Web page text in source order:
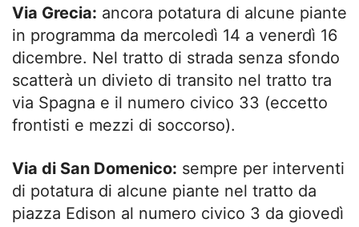
Via Grecia: ancora potatura di alcune piante
in programma da mercoledì 14 a venerdì 16
dicembre. Nel tratto di strada senza sfondo
scatterà un divieto di transito nel tratto tra
via Spagna e il numero civico 33 (eccetto
frontisti e mezzi di soccorso).
Via di San Domenico: sempre per interventi
di potatura di alcune piante nel tratto da
piazza Edison al numero civico 3 da giovedì